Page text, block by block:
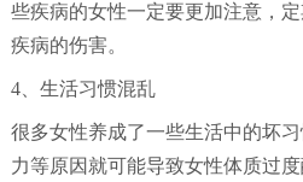
些疾病的女性一定要更加注意，
疾病的伤害。
4、生活习惯混乱
很多女性养成了一些生活中的坏
力等原因就可能导致女性体质过